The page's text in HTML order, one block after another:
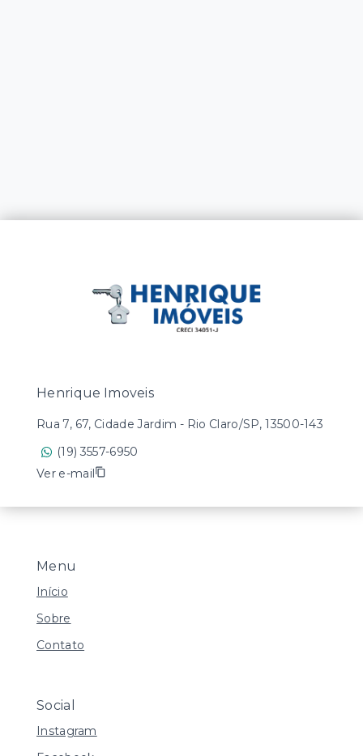
Menu
Início
Sobre
Contato
Social
Instagram
Henrique Imoveis
Rua 7, 67, Cidade Jardim - Rio Claro/SP, 13500-143
(19) 3557-6950
Ver e-mail